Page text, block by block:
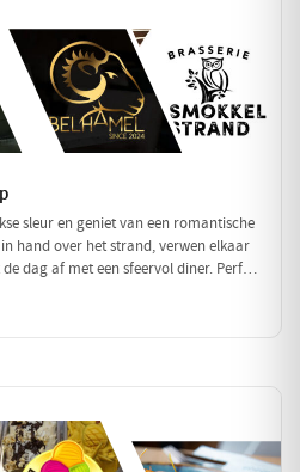
sleur en geniet van een romantische
hand over het strand, verwen elkaar
dag af met een sfeervol diner. Perfect